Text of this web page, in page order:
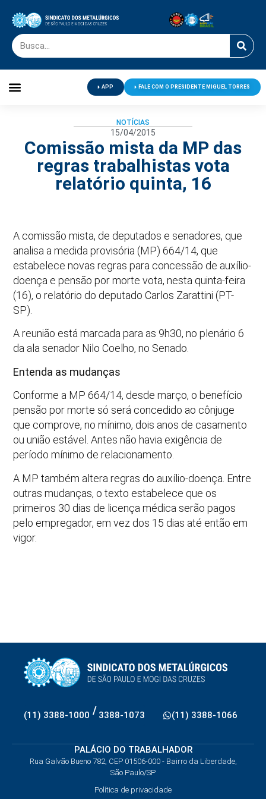
APP FALE COM O PRESIDENTE MIGUEL TORRES
NOTÍCIAS
15/04/2015
Comissão mista da MP das
regras trabalhistas vota
relatório quinta, 16
A comissão mista, de deputados e senadores, que
analisa a medida provisória (MP) 664/14, que
estabelece novas regras para concessão de auxílio-
doença e pensão por morte vota, nesta quinta-feira
(16), o relatório do deputado Carlos Zarattini (PT-
SP).
A reunião está marcada para as 9h30, no plenário 6
da ala senador Nilo Coelho, no Senado.
Entenda as mudanças
Conforme a MP 664/14, desde março, o benefício
pensão por morte só será concedido ao cônjuge
que comprove, no mínimo, dois anos de casamento
ou união estável. Antes não havia exigência de
período mínimo de relacionamento.
A MP também altera regras do auxílio-doença. Entre
outras mudanças, o texto estabelece que os
primeiros 30 dias de licença médica serão pagos
pelo empregador, em vez dos 15 dias até então em
vigor.
(11) 3388-1000 / 3388-1073 (11) 3388-1066
PALÁCIO DO TRABALHADOR
Rua Galvão Bueno 782, CEP 01506-000 - Bairro da Liberdade,
São Paulo/SP
Política de privacidade